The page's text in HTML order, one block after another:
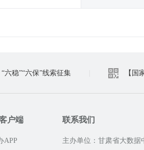
“六稳”“六保”线索征集 【国
户端
APP
联系我们
主办单位：甘肃省大数据